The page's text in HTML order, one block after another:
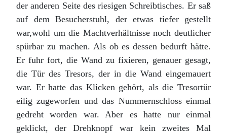
der anderen Seite des riesigen Schreibtisches. Er saß
auf dem Besucherstuhl, der etwas tiefer gestellt
war,wohl um die Machtverhältnisse noch deutlicher
spürbar zu machen. Als ob es dessen bedurft hätte.
Er fuhr fort, die Wand zu fixieren, genauer gesagt,
die Tür des Tresors, der in die Wand eingemauert
war. Er hatte das Klicken gehört, als die Tresortür
eilig zugeworfen und das Nummernschloss einmal
gedreht worden war. Aber es hatte nur einmal
geklickt, der Drehknopf war kein zweites Mal